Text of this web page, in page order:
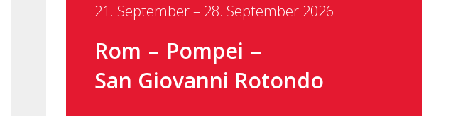
21. September – 28. September 2026
Rom
Pompei
San Giovanni Rotondo